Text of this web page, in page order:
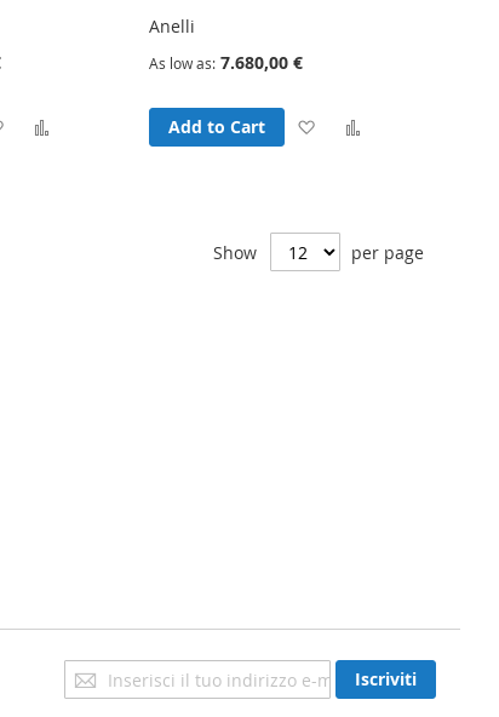
Add
Anelli
As low as 7.680,00 €
Add to Cart
Add
List
Show per page
Iscriviti
alla
Iscriviti